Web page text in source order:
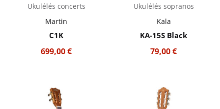
Ukulélés concerts
Martin
C1K
699,00€
Ukulélés sopranos
Kala
KA-15S Black
79,00€